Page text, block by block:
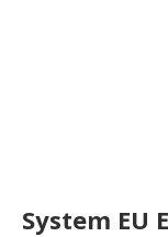
System EU